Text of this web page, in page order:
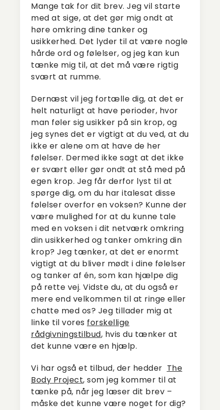
Mange tak for dit brev. Jeg vil starte
med at sige, at det gør mig ondt at
høre omkring dine tanker og
usikkerhed. Det lyder til at være nogle
hårde ord og følelser, og jeg kan kun
tænke mig til, at det må være rigtig
svært at rumme.
Dernæst vil jeg fortælle dig, at det er
helt naturligt at have perioder, hvor
man føler sig usikker på sin krop, og
jeg synes det er vigtigt at du ved, at du
ikke er alene om at have de her
følelser. Dermed ikke sagt at det ikke
er svært eller gør ondt at stå med på
egen krop. Jeg får derfor lyst til at
spørge dig, om du har italesat disse
følelser overfor en voksen? Kunne der
være mulighed for at du kunne tale
med en voksen i dit netværk omkring
din usikkerhed og tanker omkring din
krop? Jeg tænker, at det er enormt
vigtigt at du bliver mødt i dine følelser
og tanker af én, som kan hjælpe dig
på rette vej. Vidste du, at du også er
mere end velkommen til at ringe eller
chatte med os? Jeg tillader mig at
linke til vores forskellige
rådgivningstilbud, hvis du tænker at
det kunne være en hjælp.
Vi har også et tilbud, der hedder The
Body Project, som jeg kommer til at
tænke på, når jeg læser dit brev –
måske det kunne være noget for dig?